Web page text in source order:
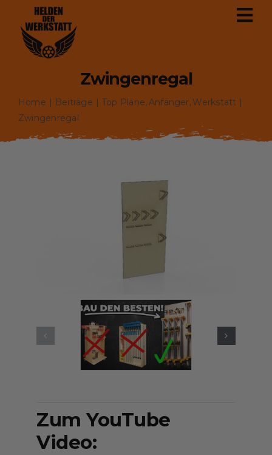
Inhalt
springen
Pläne
Zwingenregal
Home Beiträge Top Pläne Anfänger Werkstatt
Zwingenregal
Zum YouTube
Video: